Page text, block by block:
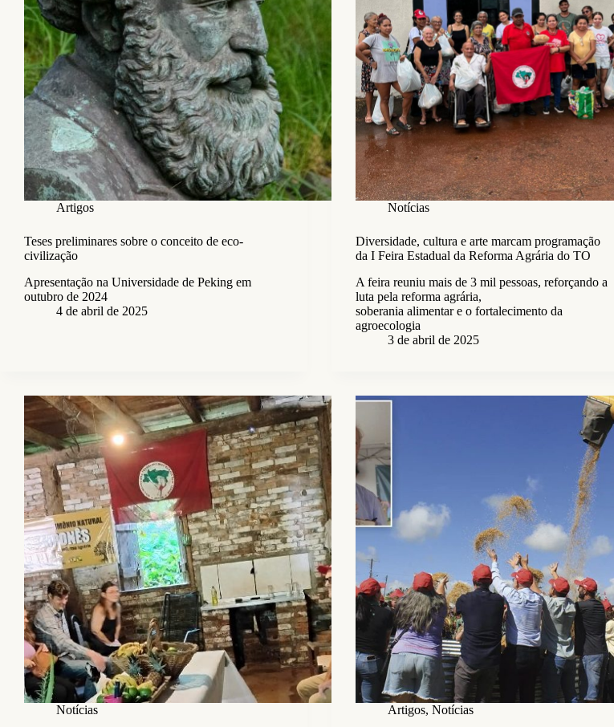
Artigos
Teses preliminares sobre o conceito de eco-
civilização
Apresentação na Universidade de Peking em
outubro de 2024
4 de abril de 2025
Notícias
Diversidade, cultura e arte marcam programação
da I Feira Estadual da Reforma Agrária do TO
A feira reuniu mais de 3 mil pessoas, reforçando a
luta pela reforma agrária,
soberania alimentar e o fortalecimento da
agroecologia
3 de abril de 2025
Notícias Artigos,Notícias